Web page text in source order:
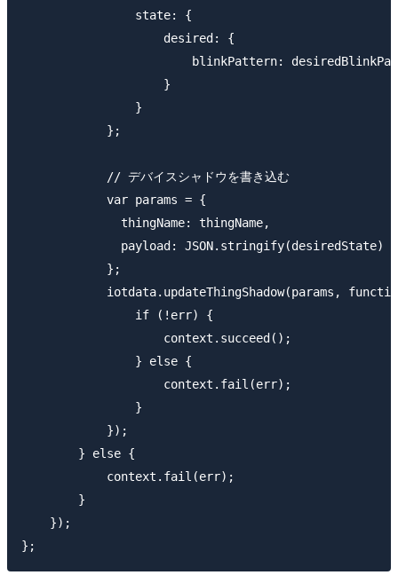
                state: {
                    desired: {
blinkPattern:
                    }
                }
            };
            // デバイスシャドウを書き込む
            var params = {
              thingName: thingName,
              payload: JSON.stringify(desiredState)
            };
iotdata.updateThingShadow(params,
                if (!err) {
                    context.succeed();
                } else {
                    context.fail(err);
                }
            });
        } else {
            context.fail(err);
        }
    });